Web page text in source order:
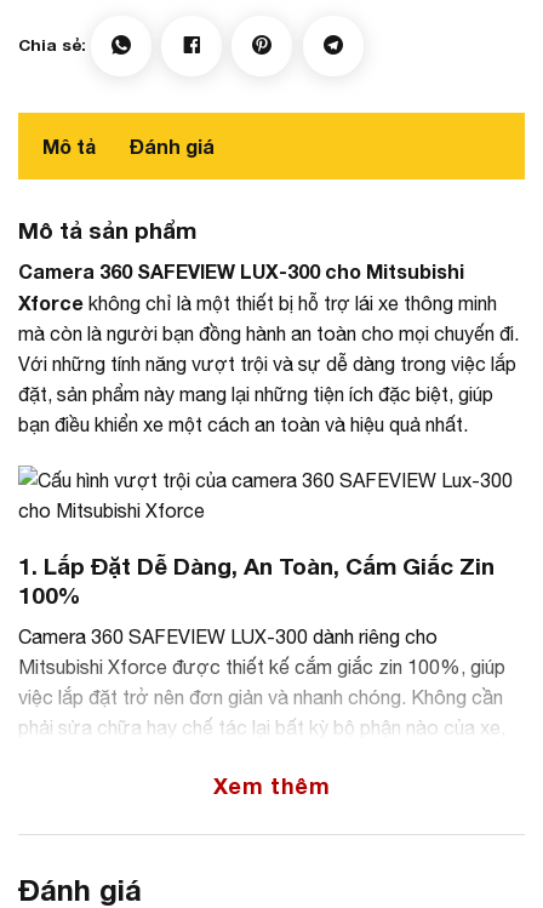
Mô tả Đánh giá
Mô tả sản phẩm
Camera 360 SAFEVIEW LUX-300 cho Mitsubishi
Xforce không chỉ là một thiết bị hỗ trợ lái xe thông minh
mà còn là người bạn đồng hành an toàn cho mọi chuyến đi.
Với những tính năng vượt trội và sự dễ dàng trong việc lắp
đặt, sản phẩm này mang lại những tiện ích đặc biệt, giúp
bạn điều khiển xe một cách an toàn và hiệu quả nhất.
1. Lắp Đặt Dễ Dàng, An Toàn, Cắm Giắc Zin
100%
Camera 360 SAFEVIEW LUX-300 dành riêng cho
Mitsubishi Xforce được thiết kế cắm giắc zin 100%, giúp
việc lắp đặt trở nên đơn giản và nhanh chóng. Không cần
phải sửa chữa hay chế tác lại bất kỳ bộ phận nào của xe,
ảnh hưởng đến hệ thống điện của xe.
2. Mắt Camera Full HD 1080p, 2 Triệu Điểm
Xem thêm
Đánh giá